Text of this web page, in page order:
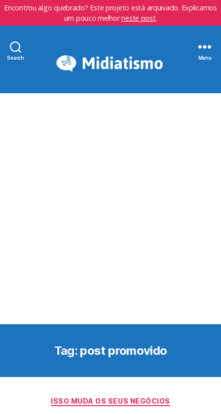
Encontrou algo quebrado? Este projeto está arquivado. Explicamos
um pouco melhorneste post.
Search Menu
Tag: post promovido
Categorias
ISSO MUDA OS SEUS NEGÓCIOS